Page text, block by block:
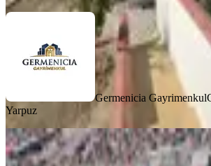
Germenicia Gayrimenkul
Yarpuz
BALKONLU
Yatırımlık Müstakil